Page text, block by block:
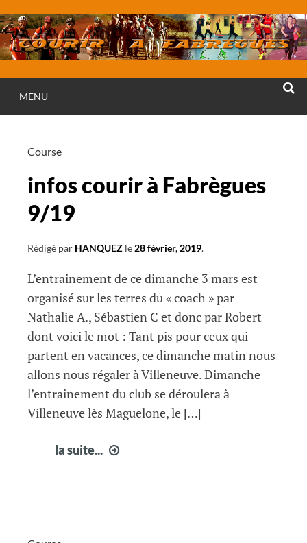
au
contenu
MENU
Course
infos courir à Fabrègues
9/19
Rédigé par HANQUEZ le 28 février, 2019.
L’entrainement de ce dimanche 3 mars est
organisé sur les terres du « coach » par
Nathalie A., Sébastien C et donc par Robert
dont voici le mot : Tant pis pour ceux qui
partent en vacances, ce dimanche matin nous
allons nous régaler à Villeneuve. Dimanche
l’entrainement du club se déroulera à
Villeneuve lès Maguelone, le […]
la suite...